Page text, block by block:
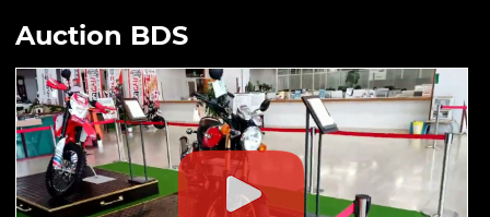
Auction BDS